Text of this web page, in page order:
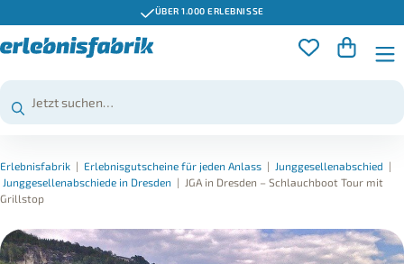
ÜBER 1.000 ERLEBNISSE
Erlebnisfabrik | Erlebnisgutscheine für jeden Anlass | Junggesellenabschied |
Junggesellenabschiede in Dresden |
JGA in Dresden – Schlauchboot Tour mit
Grillstop